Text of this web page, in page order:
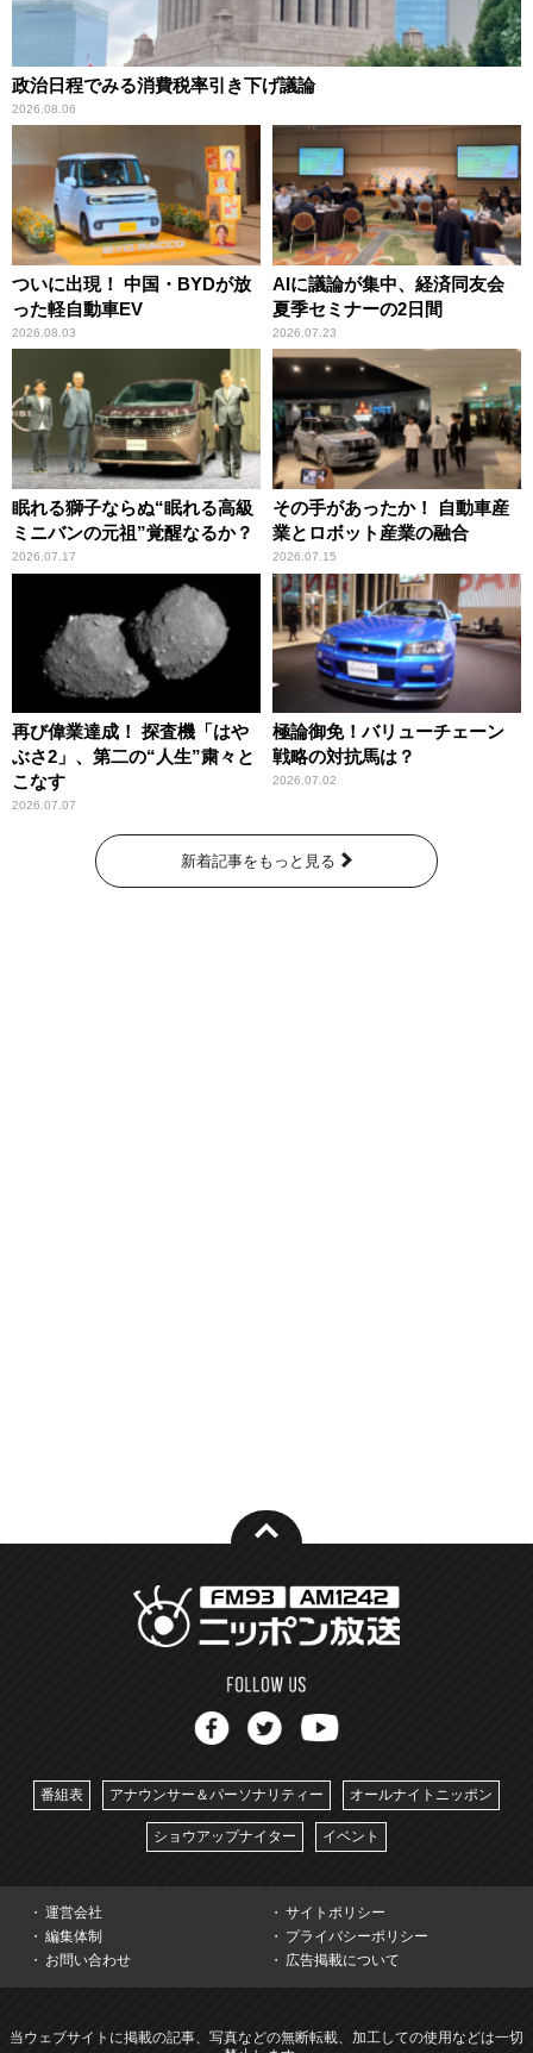
政治日程でみる消費税率引き下げ議論
2026.08.06
ついに出現！ 中国・BYDが放
った軽自動車EV
2026.08.03
AIに議論が集中、経済同友会
夏季セミナーの2日間
2026.07.23
眠れる獅子ならぬ“眠れる高級
ミニバンの元祖”覚醒なるか？
2026.07.17
その手があったか！ 自動車産
業とロボット産業の融合
2026.07.15
再び偉業達成！ 探査機「はや
ぶさ2」、第二の“人生”粛々と
こなす
2026.07.07
極論御免！バリューチェーン
戦略の対抗馬は？
2026.07.02
新着記事をもっと見る
番組表 アナウンサー＆パーソナリティー オールナイトニッポン
ショウアップナイター イベント
運営会社
サイトポリシー
編集体制
プライバシーポリシー
お問い合わせ
広告掲載について
当ウェブサイトに掲載の記事、写真などの無断転載、加工しての使用などは一切